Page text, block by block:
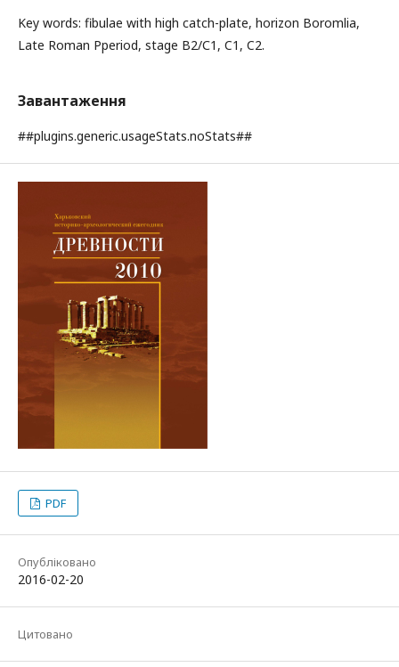
Key words: fibulae with high catch-plate, horizon Boromlia,
Late Roman Pperiod, stage В2/С1, C1, C2.
Завантаження
##plugins.generic.usageStats.noStats##
PDF
Опубліковано
2016-02-20
Цитовано